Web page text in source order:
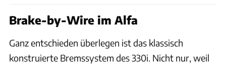
Brake-by-Wire im Alfa
Ganz entschieden überlegen ist das klassisch
konstruierte Bremssystem des 330i. Nicht nur, weil